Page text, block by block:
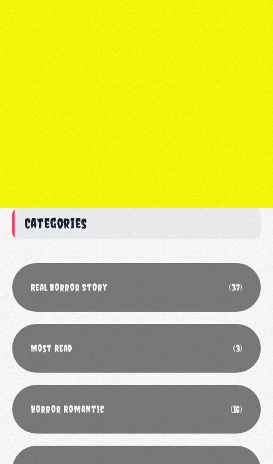
Categories
Real Horror Story (37)
Most Read (3)
Horror Romantic (16)